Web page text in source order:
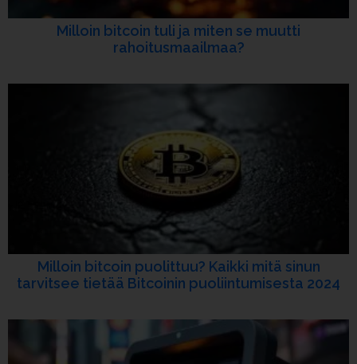
Milloin bitcoin tuli ja miten se muutti
rahoitusmaailmaa?
Milloin bitcoin puolittuu? Kaikki mitä sinun
tarvitsee tietää Bitcoinin puoliintumisesta 2024